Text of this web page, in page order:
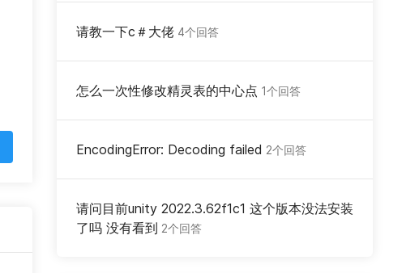
请教一下c＃大佬 4个回答
怎么一次性修改精灵表的中心点 1个回答
EncodingError: Decoding failed 2个回答
请问目前unity 2022.3.62f1c1 这个版本没法安装
了吗 没有看到 2个回答